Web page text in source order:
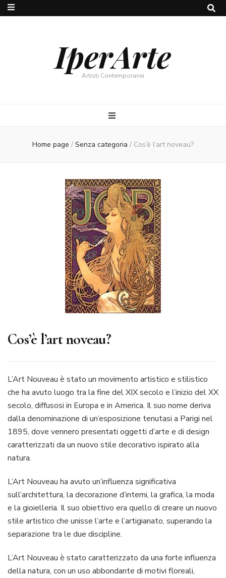
IperArte
Artisti Contemporanei
Home page / Senza categoria / Cos’è l’art noveau?
Cos’è l’art noveau?
L’Art Nouveau è stato un movimento artistico e stilistico
che ha avuto luogo tra la fine del XIX secolo e l’inizio del XX
secolo, diffusosi in Europa e in America. Il suo nome deriva
dalla denominazione di un’esposizione tenutasi a Parigi nel
1895, dove vennero presentati oggetti d’arte e di design
caratterizzati da un nuovo stile decorativo ispirato alla
natura.
L’Art Nouveau ha avuto un’influenza significativa
sull’architettura, la decorazione d’interni, la grafica, la moda
e la gioielleria. Il suo obiettivo era quello di creare un nuovo
stile artistico che unisse l’arte e l’artigianato, superando la
separazione tra le due discipline.
L’Art Nouveau è stato caratterizzato da una forte influenza
della natura, con un uso abbondante di motivi floreali,